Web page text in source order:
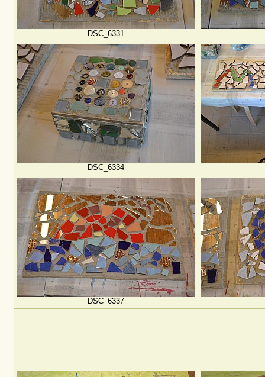
DSC_6331
DSC_6334
DSC_6337